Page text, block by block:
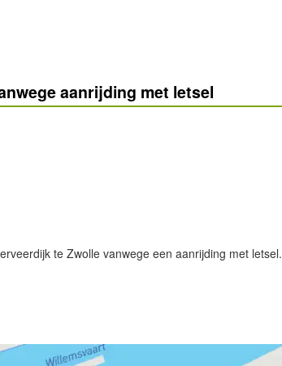
aanrijding met letsel
te Zwolle vanwege een aanrijding met letsel.